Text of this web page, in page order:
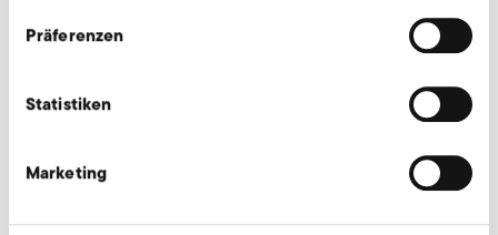
Präferenzen
Statistiken
Marketing
Anschlussstutzen
Drosselklappen